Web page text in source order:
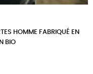
HOMME FABRIQUÉ EN
BIO